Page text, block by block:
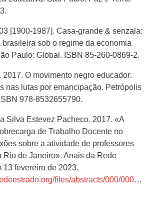
[1900-1987]. Casa-grande & senzala:
sob o regime da economia
Paulo: Global. ISBN 85-260-0869-2.
O movimento negro educador:
nas lutas por emancipação. Petrópolis
978-8532655790.
Silva Estevez Pacheco. 2017. «A
de Trabalho Docente no
sobre a atividade de professores
Rio de Janeiro». Anais da Rede
13 fevereiro de 2023.
files/abstracts/000/000/